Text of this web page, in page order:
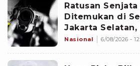
Ratusan
Ditemukan di
Jakarta
Nasional 6/08/2026 -